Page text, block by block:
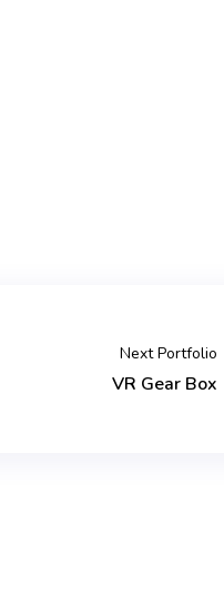
Next Portfolio
VR Gear Box